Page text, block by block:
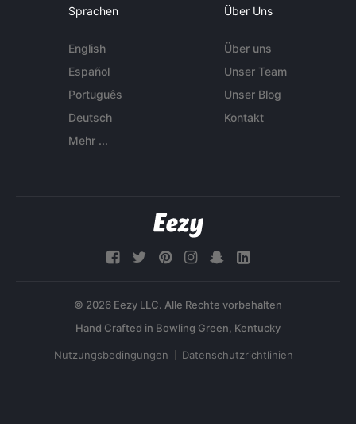
Sprachen
English
Español
Português
Deutsch
Mehr ...
Über Uns
Über uns
Unser Team
Unser Blog
Kontakt
© 2026 Eezy LLC. Alle Rechte vorbehalten
Nutzungsbedingungen Datenschutzrichtlinien